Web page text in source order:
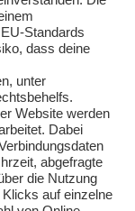
Standards
dass deine
unter
Website werden
Dabei
abgefragte
die Nutzung
auf einzelne